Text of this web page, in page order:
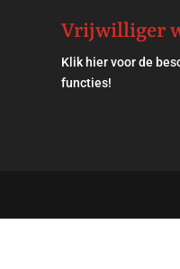
Vrijwilliger
Klik hiervoor de
functies!